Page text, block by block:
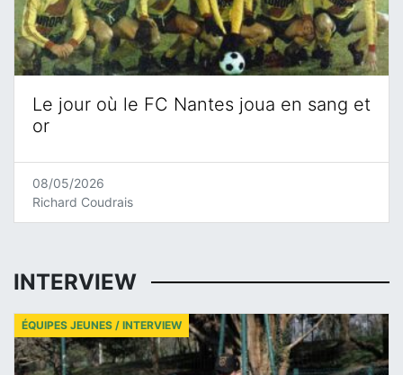
Le jour où le FC Nantes joua en sang et
or
08/05/2026
Richard Coudrais
INTERVIEW
ÉQUIPES JEUNES / INTERVIEW